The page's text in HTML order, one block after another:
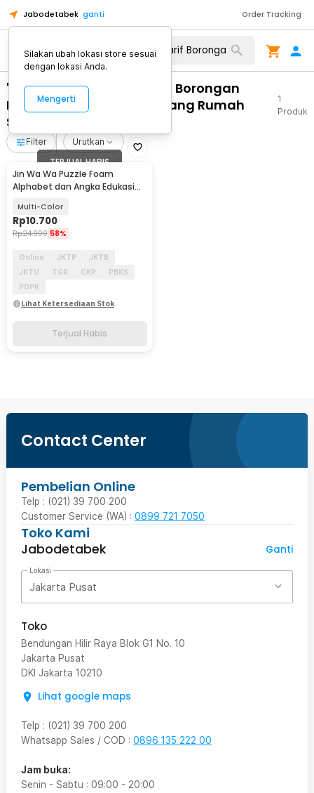
Jabodetabek ganti Order Tracking
"WA 0859 3970 0884 Tarif Borongan
Pasang Pintu Kaca Belakang Rumah
Serengan Surakarta"
1
Produk
Filter Urutkan
TERJUAL HABIS
Jin Wa Wa Puzzle Foam
Alphabet dan Angka Edukasi
Multi-Color
Rp10.700
Rp24.900 58%
Online JKTP
JKTB
JKTU
TGR CKP
PBKS
PDPK
Lihat Ketersediaan Stok
Terjual Habis
Contact Center
Pembelian Online
Telp : (021) 39 700 200
Customer Service (WA) : 0899 721 7050
Toko Kami
Jabodetabek
Ganti
Lokasi
Jakarta Pusat
Toko
Bendungan Hilir Raya Blok G1 No. 10
Jakarta Pusat
DKI Jakarta 10210
Lihat google maps
Telp : (021) 39 700 200
Whatsapp Sales / COD : 0896 135 222 00
Jam buka:
Senin - Sabtu : 09:00 - 20:00
Silakan ubah lokasi store sesuai
dengan lokasi Anda.
Mengerti